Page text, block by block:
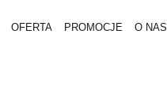
OFERTA PROMOCJE O NAS